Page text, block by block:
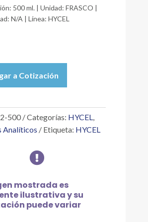
500 ml. | Unidad: FRASCO |
N/A | Línea: HYCEL
a Cotización
500 Categorías: HYCEL,
Analíticos
Etiqueta: HYCEL

mostrada es
ilustrativa y su
puede variar